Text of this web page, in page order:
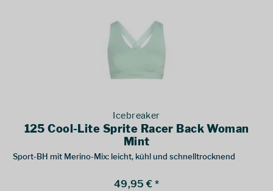
Icebreaker
125 Cool-Lite Sprite Racer Back Woman
Mint
Sport-BH mit Merino-Mix: leicht, kühl und schnelltrocknend
49,95 € *